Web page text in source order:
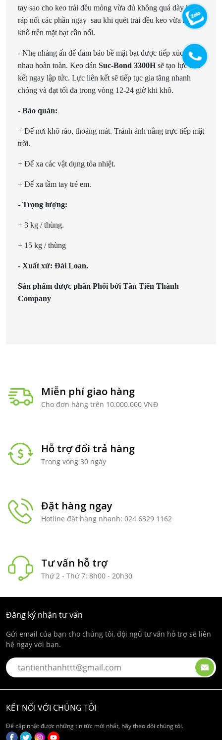
tay sao cho keo trải đều mỏng vừa đủ không quá dày keo,
ráp nối các phần ngay sau khi quét trải đều keo vừa ráo
khô trên mặt bạt cần nối.
- Nhẹ nhàng ấn để đảm bảo bề mặt bạt được tiếp xúc với
nhau hoàn toàn. Keo dán Suc-Bond 3300H sẽ tạo lực liên
kết ngay lập tức. Lực liên kết sẽ tiếp tục gia tăng nhanh
chóng và đạt tối đa trong vòng 12-24 giờ khi khô.
- Bảo quản:
+ Để nơi khô ráo, thoáng mát. Tránh ánh nắng trực tiếp mặt
trời.
+ Để xa các vật dụng tỏa nhiệt.
+ Để xa tầm tay trẻ em.
- Trọng lượng:
+ 3 kg / thùng.
+ 15 kg / thùng
- Xuất xứ: Đài Loan.
Sản phẩm được phân Phối bởi Tân Tiến Thành
Company
Miễn phí giao hàng
Cho đơn hàng trên 10.000.000 VNĐ
Hỗ trợ đổi trả hàng
Trong vòng 30 ngày
Đặt hàng ngay
Hotline đặt hàng nhanh: 024 6329 1162
Tư vấn hỗ trợ
Thứ 2 - Thứ 7: 8h00 - 20h30
Đăng ký nhận tư vấn
Gửi email của bạn cho chúng tôi, đội ngũ tư vấn hỗ trợ sẽ liên
hệ ngay với bạn.
KẾT NỐI VỚI CHÚNG TÔI
Để cập nhật được những tin tức mới nhất, hãy theo dõi chúng tôi.